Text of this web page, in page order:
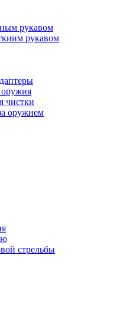
рукавом
рукавом
чистки
оружием
стрельбы